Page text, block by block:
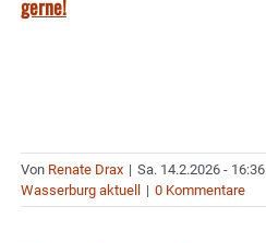
gerne!
Von Renate Drax | Sa. 14.2.2026 - 16:36
Wasserburg aktuell | 0 Kommentare